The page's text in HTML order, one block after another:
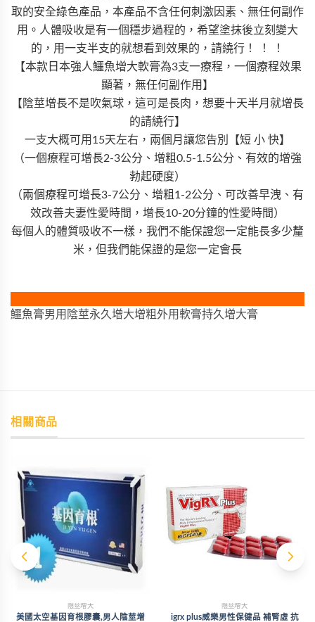
取的安全綠色產品，本產品不含任何刺激因素、無任何副作
用。人體吸收是有一個穩步過程的，希望塗抹後立刻變大
的，用一支半支的就想看到效果的，請繞行！ ！ ！
【本款日本強人鱷魚增大軟膏為3支一療程，一個療程效果
顯著，無任何副作用】
【陰莖增長不是吹氣球，這可是長肉，想要十天半月就增長
的請繞行】
一支大概可用15天左右，兩個月讓您告別【短 小 快】
（一個療程可增長2-3公分、增粗0.5-1.5公分、有效的增強
勃起硬度）
（兩個療程可增長3-7公分、增粗1-2公分、可改善早洩、有
效改善夫妻性愛時間，增長10-20分鐘的性愛時間）
每個人的體質吸收不一樣，我們不能保證您一定能長多少釐
米，但我們能保證的是您一定會長
鱷魚膏男用陰莖永久增大增粗外用軟膏持久增大膏
相關商品
陰莖增大
美國太空基因育根膠囊,男人陰莖增
陰莖增大
igrx plus威樂男性保健品 補腎虛 抗